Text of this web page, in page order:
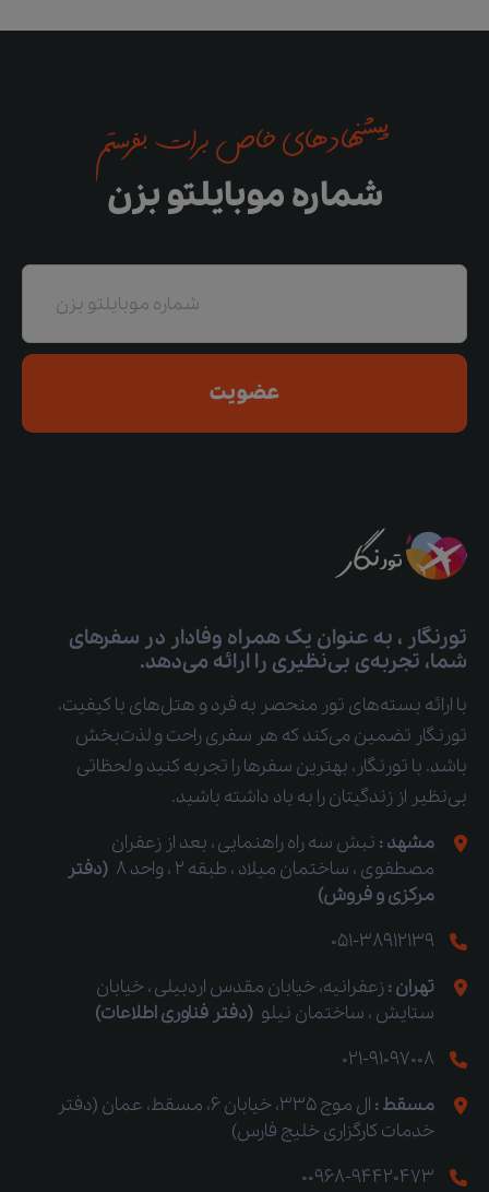
پیشنهادهای خاص برات بفرستم
شماره موبایلتو بزن
عضویت
تورنگار ، به عنوان یک همراه وفادار در سفرهای
شما، تجربه‌ی بی‌نظیری را ارائه می‌دهد.
با ارائه بسته‌های تور منحصر به فرد و هتل‌های با کیفیت،
تورنگار تضمین می‌کند که هر سفری راحت و لذت‌بخش
باشد. با تورنگار، بهترین سفرها را تجربه کنید و لحظاتی
بی‌نظیر از زندگیتان را به یاد داشته باشید.
مشهد : نبش سه راه راهنمایی ، بعد از زعفران
مصطفوی ، ساختمان میلاد ، طبقه 2 ، واحد 8
(دفتر
مرکزی و فروش)
051-38912139
تهران :زعفرانیه، خیابان مقدس اردبیلی ، خیابان
ستایش ، ساختمان نیلو (دفتر فناوری اطلاعات)
021-91097008
مسقط :
ال موج 335، خیابان 6، مسقط، عمان (دفتر
خدمات کارگزاری خلیج فارس)
00968-94420473